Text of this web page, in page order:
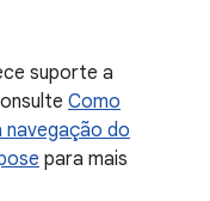
suporte a
Como
navegação do
para mais